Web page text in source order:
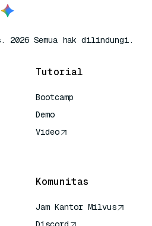
2026 Semua hak dilindungi.
Tutorial
Bootcamp
Demo
Video
Komunitas
Jam Kantor Milvus